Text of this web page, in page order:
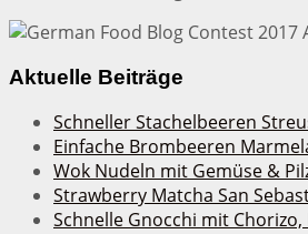
Aktuelle Beiträge
Schneller Stachelbeeren
Einfache Brombeeren
Wok Nudeln mit Gemüse &
Strawberry Matcha San
Schnelle Gnocchi mit